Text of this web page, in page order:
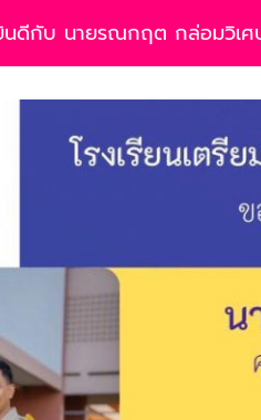
ดีกับ นายรณกฤต กล่อมวิเศ